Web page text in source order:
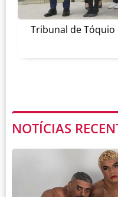
Tribunal de
NOTÍCIAS